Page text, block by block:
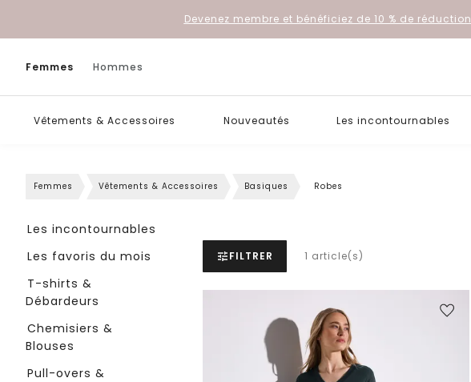
Devenez membre et bénéficiez de 10 % de réduction
Femmes Hommes
Vêtements & Accessoires Nouveautés Les incontournables
Femmes Vêtements & Accessoires Basiques Robes
Les incontournables
Les favoris du mois
T-shirts &
Débardeurs
Chemisiers &
Blouses
Pull-overs &
FILTRER 1 article(s)